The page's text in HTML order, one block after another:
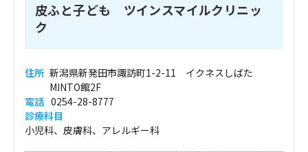
皮ふと子ども ツインスマイルクリニッ
ク
住所 新潟県新発田市諏訪町1-2-11 イクネスしばた
MINTO館2F
電話 0254-28-8777
診療科目
小児科、皮膚科、アレルギー科